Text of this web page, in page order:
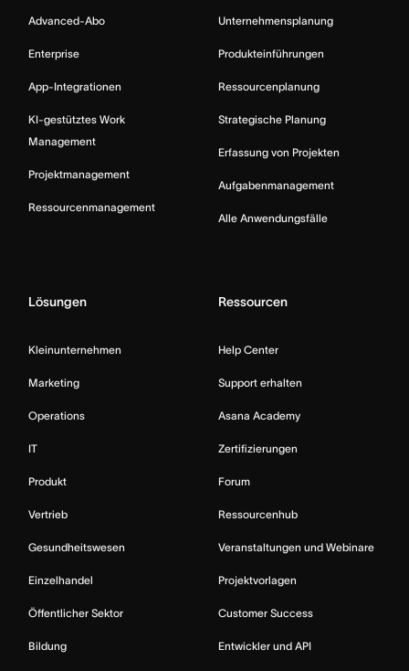
Advanced-Abo
Enterprise
App-Integrationen
KI-gestütztes Work
Management
Projektmanagement
Ressourcenmanagement
Unternehmensplanung
Produkteinführungen
Ressourcenplanung
Strategische Planung
Erfassung von Projekten
Aufgabenmanagement
Alle Anwendungsfälle
Lösungen
Kleinunternehmen
Marketing
Operations
IT
Produkt
Vertrieb
Gesundheitswesen
Einzelhandel
Öffentlicher Sektor
Bildung
Ressourcen
Help Center
Support erhalten
Asana Academy
Zertifizierungen
Forum
Ressourcenhub
Veranstaltungen und Webinare
Projektvorlagen
Customer Success
Entwickler und API